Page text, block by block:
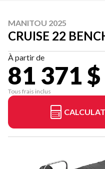
MANITOU 2025
CRUISE 22
À partir de
81 371 $
Tous frais inclus